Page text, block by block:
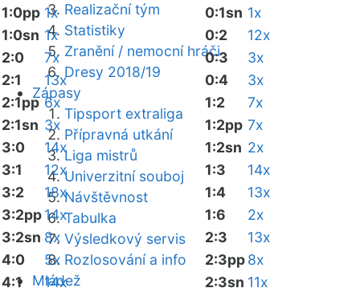
Realizační tým
Statistiky
Zranění / nemocní hráči
Dresy 2018/19
Zápasy
Tipsport extraliga
Přípravná utkání
Liga mistrů
Univerzitní souboj
Návštěvnost
Tabulka
Výsledkový servis
Rozlosování a info
Mládež
1:0pp 1x
1:0sn 1x
2:0
7x
2:1
13x
2:1pp 6x
2:1sn 3x
3:0
14x
3:1
12x
3:2
18x
3:2pp14x
3:2sn 8x
4:0
5x
4:1
14x
0:1sn 1x
0:2
12x
0:3
3x
0:4
3x
1:2
7x
1:2pp 7x
1:2sn 2x
1:3
14x
1:4
13x
1:6
2x
2:3
13x
2:3pp8x
2:3sn 11x